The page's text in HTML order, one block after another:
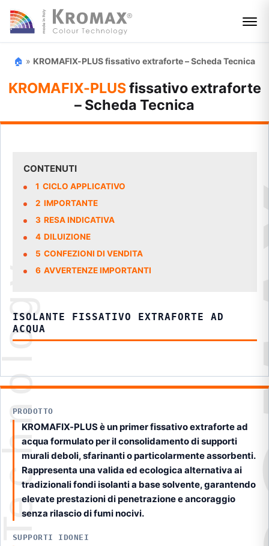
🏠 » KROMAFIX-PLUS fissativo extraforte – Scheda Tecnica
KROMAFIX-PLUSfissativo extraforte
– Scheda Tecnica
CONTENUTI
1 CICLO APPLICATIVO
2 IMPORTANTE
3 RESA INDICATIVA
4 DILUIZIONE
5 CONFEZIONI DI VENDITA
6 AVVERTENZE IMPORTANTI
ISOLANTE FISSATIVO EXTRAFORTE AD
ACQUA
PRODOTTO
KROMAFIX-PLUS è un primer fissativo extraforte ad
acqua formulato per il consolidamento di supporti
murali deboli, sfarinanti o particolarmente assorbenti.
Rappresenta una valida ed ecologica alternativa ai
tradizionali fondi isolanti a base solvente, garantendo
elevate prestazioni di penetrazione e ancoraggio
senza rilascio di fumi nocivi.
SUPPORTI IDONEI